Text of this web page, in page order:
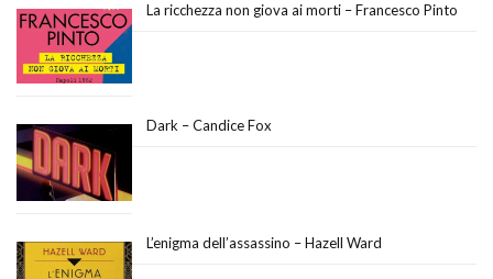
La ricchezza non giova ai morti – Francesco Pinto
Dark – Candice Fox
L’enigma dell’assassino – Hazell Ward